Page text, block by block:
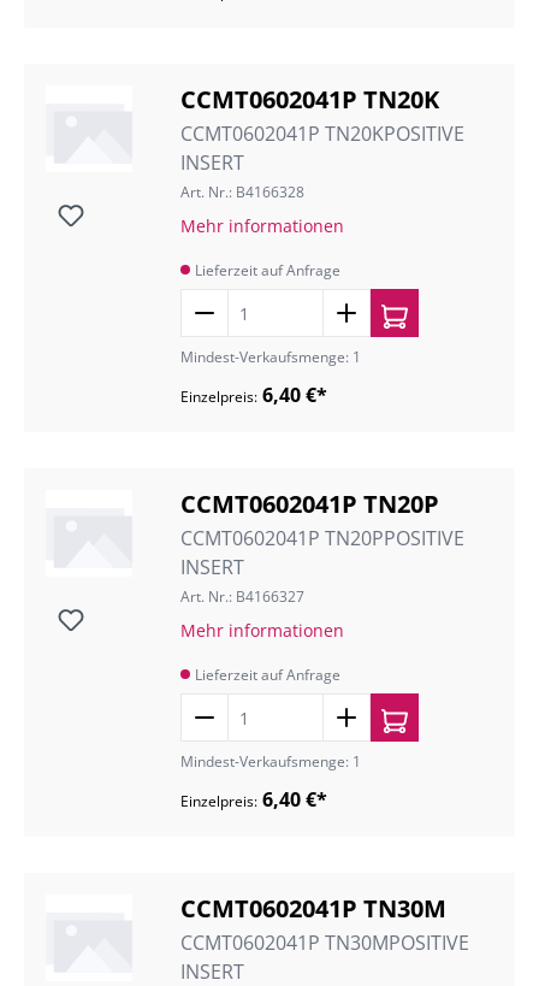
CCMT0602041P TN20K
CCMT0602041P TN20KPOSITIVE
INSERT
Art. Nr.: B4166328
Mehr informationen
Lieferzeit auf Anfrage
Mindest-Verkaufsmenge: 1
Einzelpreis: 6,40 €*
CCMT0602041P TN20P
CCMT0602041P TN20PPOSITIVE
INSERT
Art. Nr.: B4166327
Mehr informationen
Lieferzeit auf Anfrage
Mindest-Verkaufsmenge: 1
Einzelpreis: 6,40 €*
CCMT0602041P TN30M
CCMT0602041P TN30MPOSITIVE
INSERT